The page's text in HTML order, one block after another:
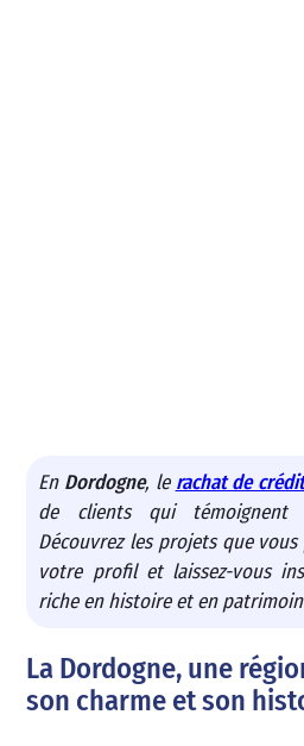
En Dordogne, le rachat de crédit
de clients qui témoignent
Découvrez les projets que
votre profil et laissez-vous
riche en histoire et en
La Dordogne, une
son charme et son